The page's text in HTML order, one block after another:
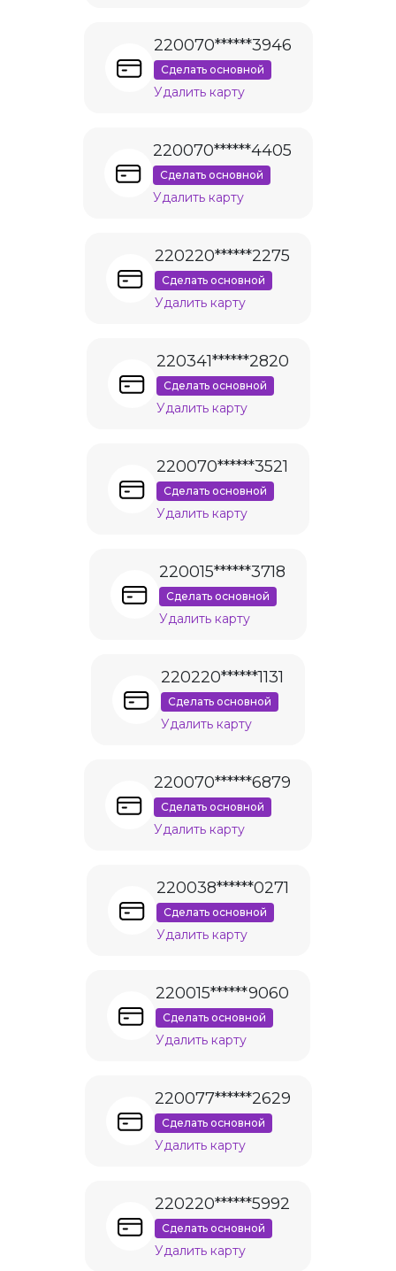
220070******3946
Сделать основной
Удалить карту
220070******4405
Сделать основной
Удалить карту
220220******2275
Сделать основной
Удалить карту
220341******2820
Сделать основной
Удалить карту
220070******3521
Сделать основной
Удалить карту
220015******3718
Сделать основной
Удалить карту
220220******1131
Сделать основной
Удалить карту
220070******6879
Сделать основной
Удалить карту
220038******0271
Сделать основной
Удалить карту
220015******9060
Сделать основной
Удалить карту
220077******2629
Сделать основной
Удалить карту
220220******5992
Сделать основной
Удалить карту